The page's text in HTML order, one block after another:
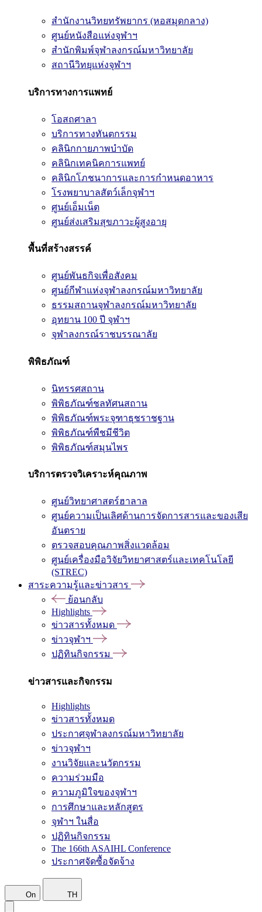
สำนักงานวิทยทรัพยากร (หอสมุดกลาง)
ศูนย์หนังสือแห่งจุฬาฯ
สำนักพิมพ์จุฬาลงกรณ์มหาวิทยาลัย
สถานีวิทยุแห่งจุฬาฯ
บริการทางการแพทย์
โอสถศาลา
บริการทางทันตกรรม
คลินิกกายภาพบำบัด
คลินิกเทคนิคการแพทย์
คลินิกโภชนาการและการกำหนดอาหาร
โรงพยาบาลสัตว์เล็กจุฬาฯ
ศูนย์เอ็มเน็ต
ศูนย์ส่งเสริมสุขภาวะผู้สูงอายุ
พื้นที่สร้างสรรค์
ศูนย์พันธกิจเพื่อสังคม
ศูนย์กีฬาแห่งจุฬาลงกรณ์มหาวิทยาลัย
ธรรมสถานจุฬาลงกรณ์มหาวิทยาลัย
อุทยาน 100 ปี จุฬาฯ
จุฬาลงกรณ์ราชบรรณาลัย
พิพิธภัณฑ์
นิทรรศสถาน
พิพิธภัณฑ์ชลทัศนสถาน
พิพิธภัณฑ์พระจุฑาธุชราชฐาน
พิพิธภัณฑ์พืชมีชีวิต
พิพิธภัณฑ์สมุนไพร
บริการตรวจวิเคราะห์คุณภาพ
ศูนย์วิทยาศาสตร์ฮาลาล
ศูนย์ความเป็นเลิศด้านการจัดการสารและของเสีย
อันตราย
ตรวจสอบคุณภาพสิ่งแวดล้อม
ศูนย์เครื่องมือวิจัยวิทยาศาสตร์และเทคโนโลยี
(STREC)
สาระความรู้และข่าวสาร
ย้อนกลับ
Highlights
ข่าวสารทั้งหมด
ข่าวจุฬาฯ
ปฏิทินกิจกรรม
ข่าวสารและกิจกรรม
Highlights
ข่าวสารทั้งหมด
ประกาศจุฬาลงกรณ์มหาวิทยาลัย
ข่าวจุฬาฯ
งานวิจัยและนวัตกรรม
ความร่วมมือ
ความภูมิใจของจุฬาฯ
การศึกษาและหลักสูตร
จุฬาฯ ในสื่อ
ปฏิทินกิจกรรม
The 166th ASAIHL Conference
ประกาศจัดซื้อจัดจ้าง
On TH